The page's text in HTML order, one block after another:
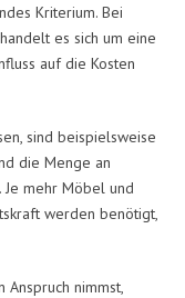
Kriterium. Bei
es sich um eine
auf die Kosten
sind beispielsweise
die Menge an
Je mehr Möbel und
werden benötigt,
Anspruch nimmst,